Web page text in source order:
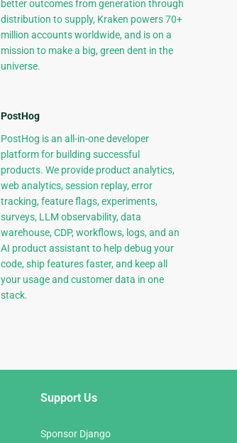
better outcomes from generation through
distribution to supply, Kraken powers 70+
million accounts worldwide, and is on a
mission to make a big, green dent in the
universe.
PostHog
PostHog is an all-in-one developer
platform for building successful
products. We provide product analytics,
web analytics, session replay, error
tracking, feature flags, experiments,
surveys, LLM observability, data
warehouse, CDP, workflows, logs, and an
AI product assistant to help debug your
code, ship features faster, and keep all
your usage and customer data in one
stack.
Support Us
Sponsor Django